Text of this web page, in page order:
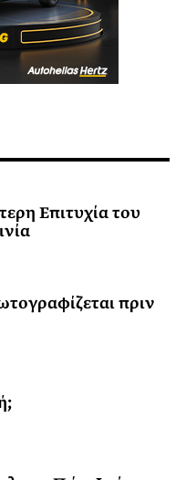
Επιτυχία του
πριν